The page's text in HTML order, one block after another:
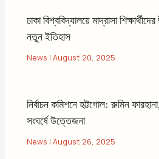
ঢাকা বিশ্ববিদ্যালয়ে মাদ্রাসা
নতুন ইতিহাস
News |August 20, 2025
নির্বাচন কমিশনে হট্টগোল: রুমিন
সংঘর্ষে উত্তেজনা
News |August 26, 2025